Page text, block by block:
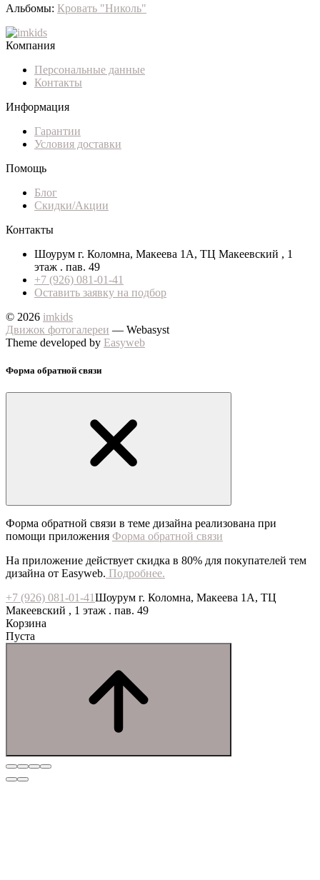
Альбомы: Кровать "Николь"
Компания
Персональные данные
Контакты
Информация
Гарантии
Условия доставки
Помощь
Блог
Скидки/Акции
Контакты
Шоурум г. Коломна, Макеева 1А, ТЦ Макеевский , 1
этаж . пав. 49
+7 (926) 081-01-41
Оставить заявку на подбор
© 2026 imkids
Движок фотогалереи — Webasyst
Theme developed by Easyweb
Форма обратной связи
Форма обратной связи в теме дизайна реализована при
помощи приложения Форма обратной связи
На приложение действует скидка в 80% для покупателей тем
дизайна от Easyweb. Подробнее.
+7 (926) 081-01-41Шоурум г. Коломна, Макеева 1А, ТЦ
Макеевский , 1 этаж . пав. 49
Корзина
Пуста